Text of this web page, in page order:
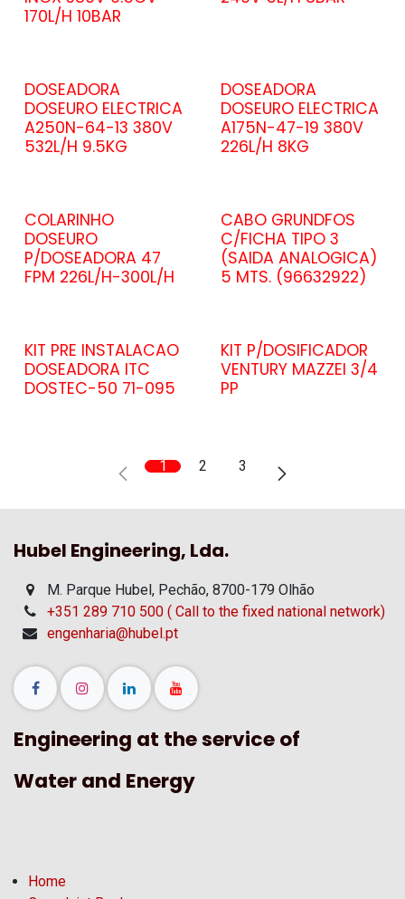
170L/H 10BAR
DOSEADORA
DOSEURO ELECTRICA
A250N-64-13 380V
532L/H 9.5KG
DOSEADORA
DOSEURO ELECTRICA
A175N-47-19 380V
226L/H 8KG
COLARINHO
DOSEURO
P/DOSEADORA 47
FPM 226L/H-300L/H
CABO GRUNDFOS
C/FICHA TIPO 3
(SAIDA ANALOGICA)
5 MTS. (96632922)
KIT PRE INSTALACAO
DOSEADORA ITC
DOSTEC-50 71-095
KIT P/DOSIFICADOR
VENTURY MAZZEI 3/4
PP
1 2 3
Hubel Engineering, Lda.
M. Parque Hubel, Pechão, 8700-179 Olhão
+351 289 710 500 ( Call to the fixed national network)
engenharia@hubel.pt
Engineering at the service of
Water and Energy
Home